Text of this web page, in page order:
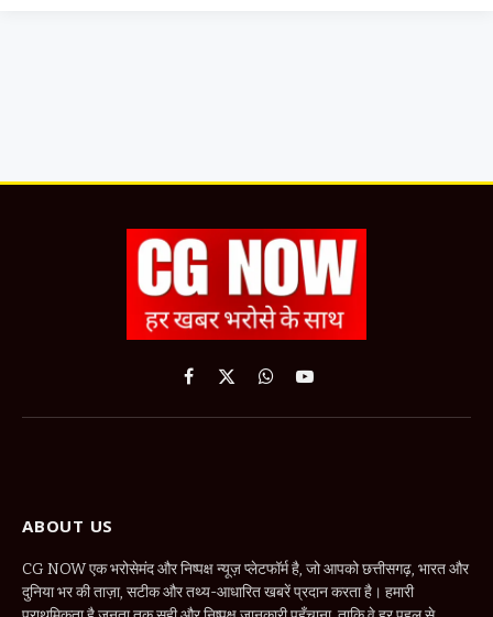
Facebook
X
WhatsApp
YouTube
ABOUT US
CG NOW एक भरोसेमंद और निष्पक्ष न्यूज़ प्लेटफॉर्म है, जो आपको छत्तीसगढ़, भारत और
दुनिया भर की ताज़ा, सटीक और तथ्य-आधारित खबरें प्रदान करता है। हमारी